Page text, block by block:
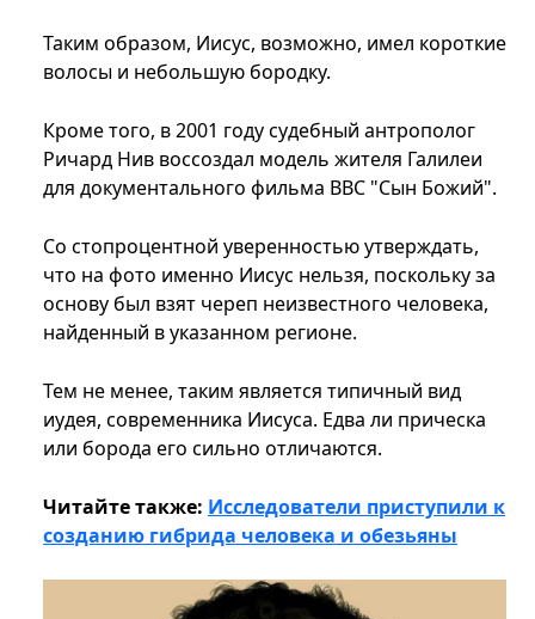
Таким образом, Иисус, возможно, имел короткие
волосы и небольшую бородку.
Кроме того, в 2001 году судебный антрополог
Ричард Нив воссоздал модель жителя Галилеи
для документального фильма ВВС "Сын Божий".
Со стопроцентной уверенностью утверждать,
что на фото именно Иисус нельзя, поскольку за
основу был взят череп неизвестного человека,
найденный в указанном регионе.
Тем не менее, таким является типичный вид
иудея, современника Иисуса. Едва ли прическа
или борода его сильно отличаются.
Читайте также: Исследователи приступили к
созданию гибрида человека и обезьяны